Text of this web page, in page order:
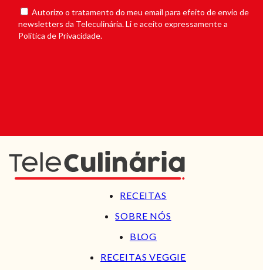
Autorizo o tratamento do meu email para efeito de envio de
newsletters da Teleculinária. Li e aceito expressamente a
Política de Privacidade.
RECEITAS
SOBRE NÓS
BLOG
RECEITAS VEGGIE